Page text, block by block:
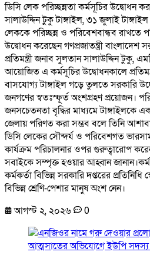
ডিসি লেক পরিচ্ছন্নতা কর্মসূচির উদ্বোধন
সালাউদ্দিন টুকু টাঙ্গাইল, ৩১ জুলাই
লেককে পরিচ্ছন্ন ও পরিবেশবান্ধব রাখতে
উদ্বোধন করেছেন গণপ্রজাতন্ত্রী বাংলাদেশ
প্রতিমন্ত্রী জনাব সুলতান সালাউদ্দিন টুকু,
আয়োজিত এ কর্মসূচির উদ্বোধনকালে
বাসযোগ্য টাঙ্গাইল গড়ে তুলতে সরকারি
জনগণের স্বতঃস্ফূর্ত অংশগ্রহণ প্রয়োজন।
জনসচেতনতা বৃদ্ধির মাধ্যমে টাঙ্গাইলকে
জেলায় পরিণত করা সম্ভব বলে তিনি
ডিসি লেকের সৌন্দর্য ও পরিবেশগত
কার্যক্রম পরিচালনার ওপর গুরুত্বারোপ
সবাইকে সম্পৃক্ত হওয়ার আহ্বান
কর্মকর্তা বিভিন্ন সরকারি দপ্তরের
বিভিন্ন শ্রেণি-পেশার মানুষ অংশ নেন।
আগস্ট ২, ২০২৬
0